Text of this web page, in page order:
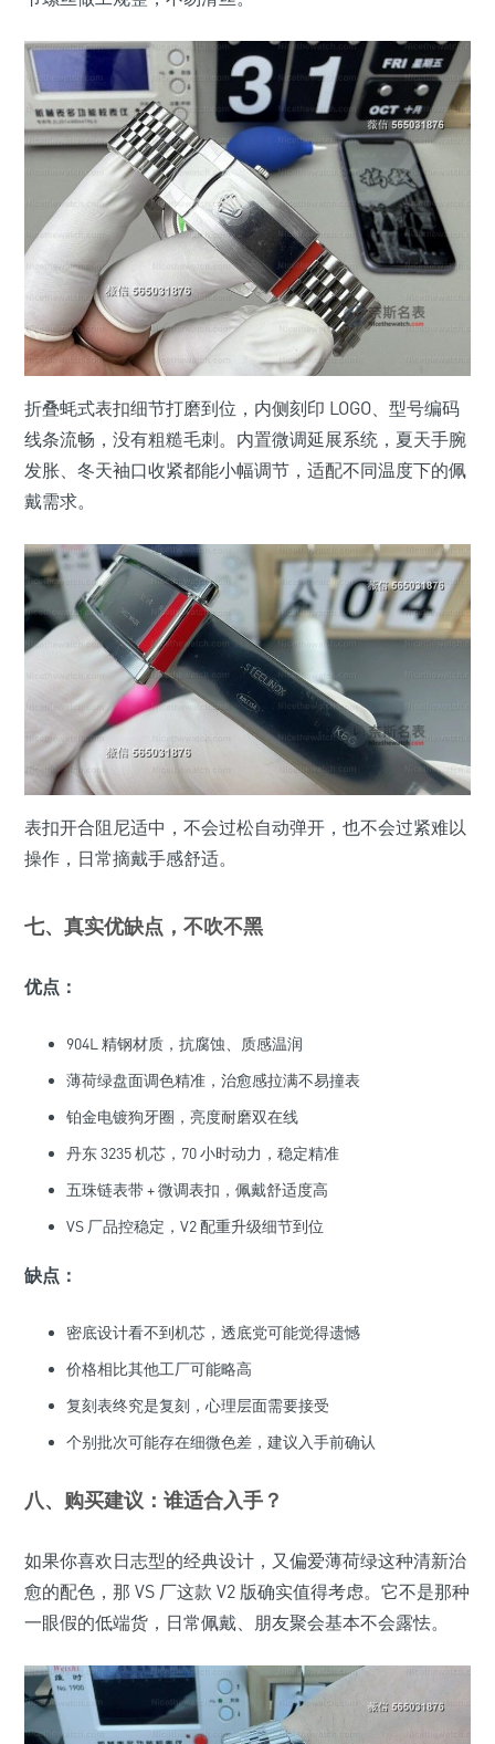
折叠蚝式表扣细节打磨到位，内侧刻印 LOGO、型号编码
线条流畅，没有粗糙毛刺。内置微调延展系统，夏天手腕
发胀、冬天袖口收紧都能小幅调节，适配不同温度下的佩
戴需求。
表扣开合阻尼适中，不会过松自动弹开，也不会过紧难以
操作，日常摘戴手感舒适。
七、真实优缺点，不吹不黑
优点：
904L 精钢材质，抗腐蚀、质感温润
薄荷绿盘面调色精准，治愈感拉满不易撞表
铂金电镀狗牙圈，亮度耐磨双在线
丹东 3235 机芯，70 小时动力，稳定精准
五珠链表带 + 微调表扣，佩戴舒适度高
VS 厂品控稳定，V2 配重升级细节到位
缺点：
密底设计看不到机芯，透底党可能觉得遗憾
价格相比其他工厂可能略高
复刻表终究是复刻，心理层面需要接受
个别批次可能存在细微色差，建议入手前确认
八、购买建议：谁适合入手？
如果你喜欢日志型的经典设计，又偏爱薄荷绿这种清新治
愈的配色，那 VS 厂这款 V2 版确实值得考虑。它不是那种
一眼假的低端货，日常佩戴、朋友聚会基本不会露怯。